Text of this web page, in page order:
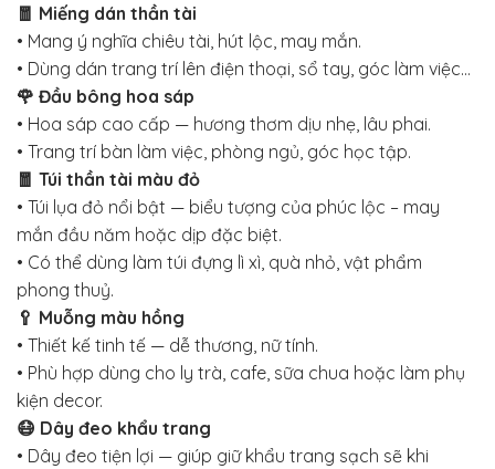
🧧 Miếng dán thần tài
• Mang ý nghĩa chiêu tài, hút lộc, may mắn.
• Dùng dán trang trí lên điện thoại, sổ tay, góc làm việc…
🌹 Đầu bông hoa sáp
• Hoa sáp cao cấp — hương thơm dịu nhẹ, lâu phai.
• Trang trí bàn làm việc, phòng ngủ, góc học tập.
🧧 Túi thần tài màu đỏ
• Túi lụa đỏ nổi bật — biểu tượng của phúc lộc – may
mắn đầu năm hoặc dịp đặc biệt.
• Có thể dùng làm túi đựng lì xì, quà nhỏ, vật phẩm
phong thuỷ.
🥄 Muỗng màu hồng
• Thiết kế tinh tế — dễ thương, nữ tính.
• Phù hợp dùng cho ly trà, cafe, sữa chua hoặc làm phụ
kiện decor.
😷 Dây đeo khẩu trang
• Dây đeo tiện lợi — giúp giữ khẩu trang sạch sẽ khi